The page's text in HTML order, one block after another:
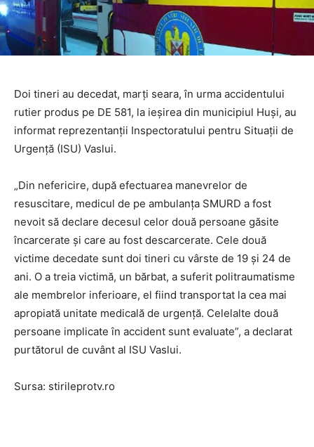
Doi tineri au decedat, marţi seara, în urma accidentului
rutier produs pe DE 581, la ieşirea din municipiul Huşi, au
informat reprezentanţii Inspectoratului pentru Situaţii de
Urgenţă (ISU) Vaslui.
„Din nefericire, după efectuarea manevrelor de
resuscitare, medicul de pe ambulanţa SMURD a fost
nevoit să declare decesul celor două persoane găsite
încarcerate şi care au fost descarcerate. Cele două
victime decedate sunt doi tineri cu vârste de 19 şi 24 de
ani. O a treia victimă, un bărbat, a suferit politraumatisme
ale membrelor inferioare, el fiind transportat la cea mai
apropiată unitate medicală de urgenţă. Celelalte două
persoane implicate în accident sunt evaluate”, a declarat
purtătorul de cuvânt al ISU Vaslui.
Sursa: stirileprotv.ro